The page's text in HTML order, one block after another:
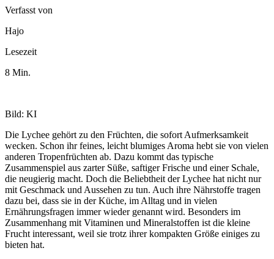
Verfasst von
Hajo
Lesezeit
8 Min.
Bild: KI
Die Lychee gehört zu den Früchten, die sofort Aufmerksamkeit
wecken. Schon ihr feines, leicht blumiges Aroma hebt sie von vielen
anderen Tropenfrüchten ab. Dazu kommt das typische
Zusammenspiel aus zarter Süße, saftiger Frische und einer Schale,
die neugierig macht. Doch die Beliebtheit der Lychee hat nicht nur
mit Geschmack und Aussehen zu tun. Auch ihre Nährstoffe tragen
dazu bei, dass sie in der Küche, im Alltag und in vielen
Ernährungsfragen immer wieder genannt wird. Besonders im
Zusammenhang mit Vitaminen und Mineralstoffen ist die kleine
Frucht interessant, weil sie trotz ihrer kompakten Größe einiges zu
bieten hat.